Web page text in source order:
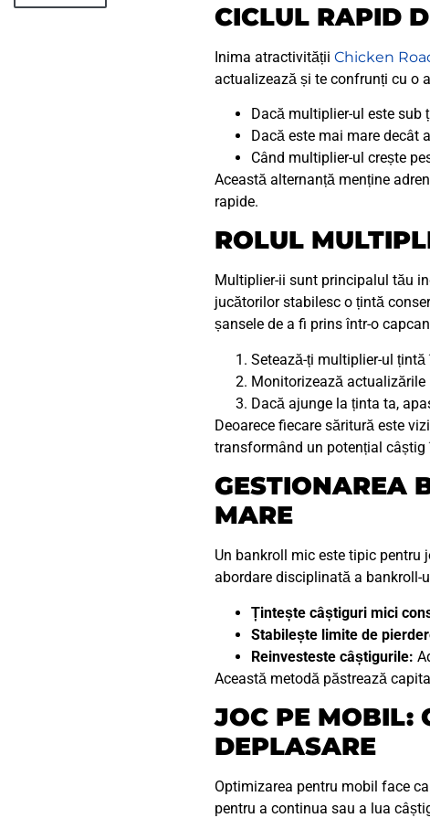
CICLUL RAPID
Inima atractivității Chicken
actualizează și te confrunți cu o
Dacă multiplier-ul este sub
Dacă este mai mare decât
Când multiplier-ul crește
Această alternanță menține
rapide.
ROLUL
Multiplier-ii sunt principalul tău
jucătorilor stabilesc o țintă
șansele de a fi prins într-o
Setează-ți multiplier-ul
Monitorizează
Dacă ajunge la ținta ta,
Deoarece fiecare săritură este
transformând un potențial
GESTIONAREA
MARE
Un bankroll mic este tipic pentru
abordare disciplinată a bankroll-
Țintește câștiguri mici
Stabilește limite de
Reinvesteste câștigurile:
Această metodă păstrează
JOC PE MOBIL:
DEPLASARE
Optimizarea pentru mobil face
pentru a continua sau a lua